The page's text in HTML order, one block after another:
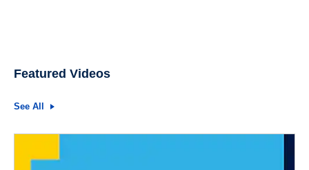
Featured Videos
See All